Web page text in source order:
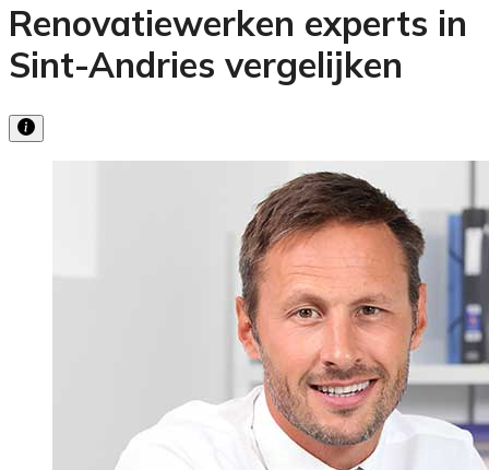
Renovatiewerken experts in
Sint-Andries vergelijken